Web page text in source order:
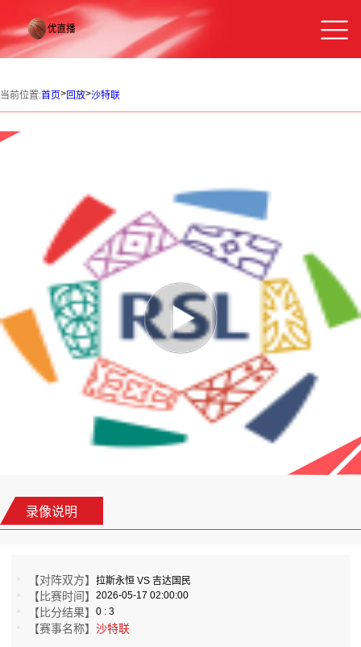
当前位置:首页>回放>沙特联
录像说明
【对阵双方】拉斯永恒 VS 吉达国民
【比赛时间】2026-05-17 02:00:00
【比分结果】0 : 3
【赛事名称】沙特联